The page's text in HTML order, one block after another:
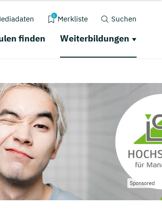
0 Merkliste Suchen
finden Weiterbildungen
Sponsored